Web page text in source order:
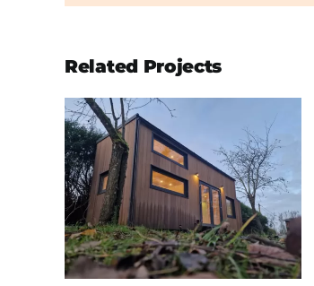
Related Projects